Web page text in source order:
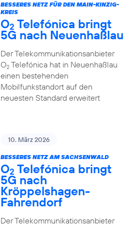
BESSERES NETZ FÜR DEN MAIN-KINZIG-
KREIS
O2 Telefónica bringt
5G nach Neuenhaßlau
Der Telekommunikationsanbieter
O2Telefónica hat in Neuenhaßlau
einen bestehenden
Mobilfunkstandort auf den
neuesten Standard erweitert
10. März 2026
BESSERES NETZ AM SACHSENWALD
O2 Telefónica bringt
5G nach
Kröppelshagen-
Fahrendorf
Der Telekommunikationsanbieter